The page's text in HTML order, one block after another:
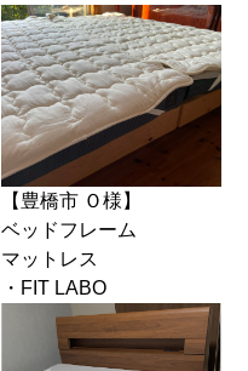
【豊橋市 Ｏ様】
ベッドフレーム
マットレス
・FIT LABO